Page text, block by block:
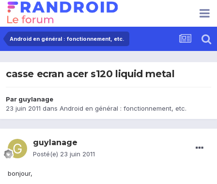
Android en général : fonctionnement, etc.
casse ecran acer s120 liquid metal
Par guylanage
23 juin 2011 dans Android en général : fonctionnement, etc.
guylanage
Posté(e) 23 juin 2011
bonjour,